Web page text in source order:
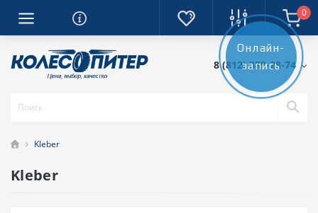
0
8 (812) 389-28-74
Kleber
Kleber
Онлайн-
запись